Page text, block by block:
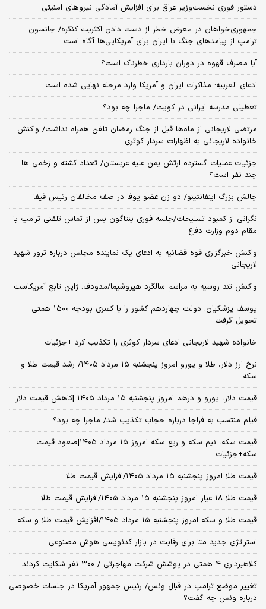
دستور فوری نخست‌وزیر عراق برای افزایش آمادگی نیروهای امنیتی
جمهوری‌خواهان در معرض خطر از دست دادن اکثریت کنگره/ جانسون:
ترامپ از پیامدهای جنگ با ایران برای آمریکایی‌ها آگاه است
آیا مصرف قهوه در دوران بارداری خطرناک است؟
ادعای العربیه: مذاکرات ایران و آمریکا وارد مرحله نهایی شده است
تعطیلی مدرسه ایرانی در کویت/ ماجرا چه بود؟
مرتضی لاریجانی از ماه‌ها قبل از جنگ رمضان تلفن همراه نداشت/ واکنش
خانواده لاریجانی به اظهارات سردار کوثری
جزئیات عملیات گسترده ارتش یمن علیه عربستان/ تعداد کشته و زخمی ها
چند نفر است؟
چالش بزرگ اینفانتینو/ دو زن عضو یوفا در صف مخالفان رئیس فیفا
نگرانی از کمبود تسلیحات/جلسه فوری پنتاگون پس از تماس تلفنی ترامپ با
مقام دوم وزارت دفاع
واکنش خبرگزاری قوه قضائیه به ادعای یک نماینده مجلس درباره ترور شهید
لاریجانی
واکنش تند روسیه به مراسم سالگرد هیروشیما/مدودف: ژاپن تابع آمریکاست
یوسف پزشکیان: دولت چهاردهم کشور را با کسری بودجه ۱۵۰۰ همتی
تحویل گرفت
خانواده شهید لاریجانی ادعای سردار کوثری را تکذیب کرد +جزئیات
نرخ ارز دلار، طلا و یورو امروز پنجشنبه ۱۵ مرداد ۱۴۰۵/ رشد قیمت طلا و
سکه
قیمت دلار، یورو و درهم امروز پنجشنبه ۱۵ مرداد ۱۴۰۵ |کاهش قیمت دلار
فیلم منتسب به فراجا درباره حجاب تکذیب شد/ ماجرا چه بود؟
قیمت سکه، نیم سکه و ربع سکه امروز ۱۵ مرداد ۱۴۰۵|صعود قیمت
سکه+جزئیات
قیمت طلا امروز پنجشنبه ۱۵ مرداد ۱۴۰۵/افزایش قیمت طلا
قیمت طلا ۱۸ عیار امروز پنجشنبه ۱۵ مرداد ۱۴۰۵/افزایش قیمت طلا
قیمت طلا و سکه امروز پنجشنبه ۱۵ مرداد ۱۴۰۵/افزایش قیمت طلا و سکه
استراتژی جدید متا برای رقابت در بازار کدنویسی هوش مصنوعی
کلاهبرداری ۴ همتی در پوشش شرکت مهاجرتی / ۳۰۰ نفر شکایت کردند
تغییر موضع ترامپ در قبال ونس/ رئیس جمهور آمریکا در جلسات خصوصی
درباره ونس چه گفت؟